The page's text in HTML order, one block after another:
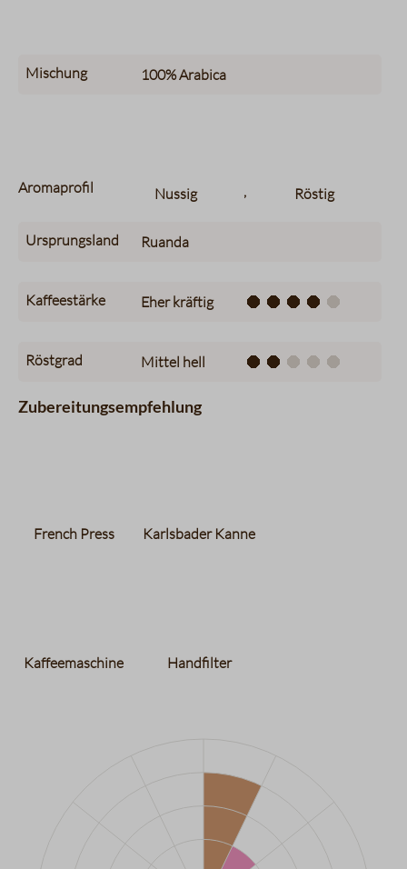
Mischung 100%Arabica
Aromaprofil Nussig , Röstig
Ursprungsland Ruanda
Kaffeestärke Eher kräftig
Röstgrad Mittel hell
Zubereitungsempfehlung
French Press Karlsbader Kanne
Kaffeemaschine Handfilter